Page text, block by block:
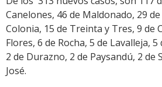
Canelones, 46 de Maldonado, 29
Colonia, 15 de Treinta y Tres, 9 de
Flores, 6 de Rocha, 5 de Lavalleja,
2 de Durazno, 2 de Paysandú, 2 de
José.